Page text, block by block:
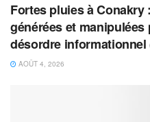
Fortes pluies à
générées et manipulées
désordre
AOÛT 4, 2026